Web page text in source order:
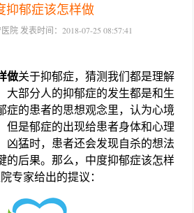
抑郁症该怎样做
院 发表时间：2018-07-25 08:57:41
做关于抑郁症，猜测我们都是理解
大部分人的抑郁症的发生都是和生
症的患者的思想观念里，认为心境
但是郁症的出现给患者身体和心理
凶猛时，患者还会发现自杀的想法
的后果。那么，中度抑郁症该怎样
专家给出的提议：